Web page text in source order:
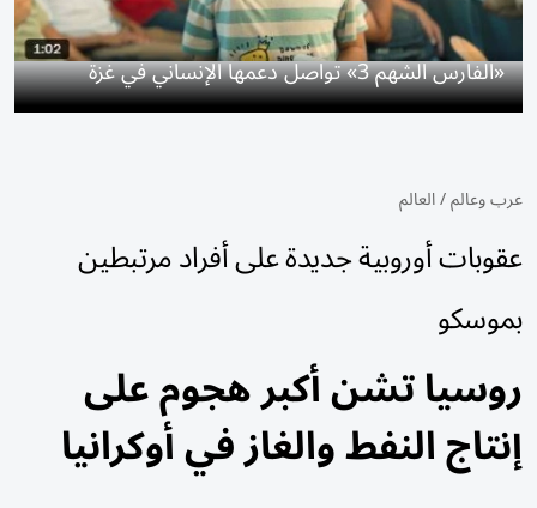
«الفارس الشهم 3» تواصل دعمها الإنساني في غزة
عرب وعالم/العالم
عقوبات أوروبية جديدة على أفراد مرتبطين
بموسكو
روسيا تشن أكبر هجوم على
إنتاج النفط والغاز في أوكرانيا